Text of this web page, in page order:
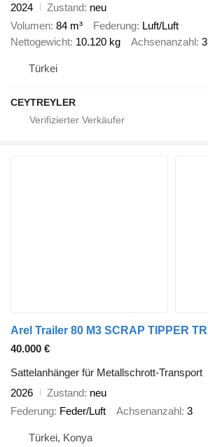
2024
Zustand neu
Volumen 84 m³ Federung Luft/Luft
Nettogewicht 10.120 kg Achsenanzahl 3
Türkei
CEYTREYLER
40.000 €
Sattelanhänger für Metallschrott-Transport
2026
Zustand neu
Federung Feder/Luft Achsenanzahl 3
Türkei, Konya